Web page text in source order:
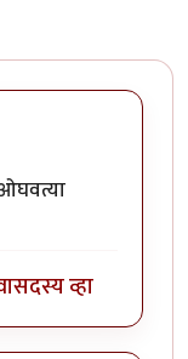
सदस्य व्हा